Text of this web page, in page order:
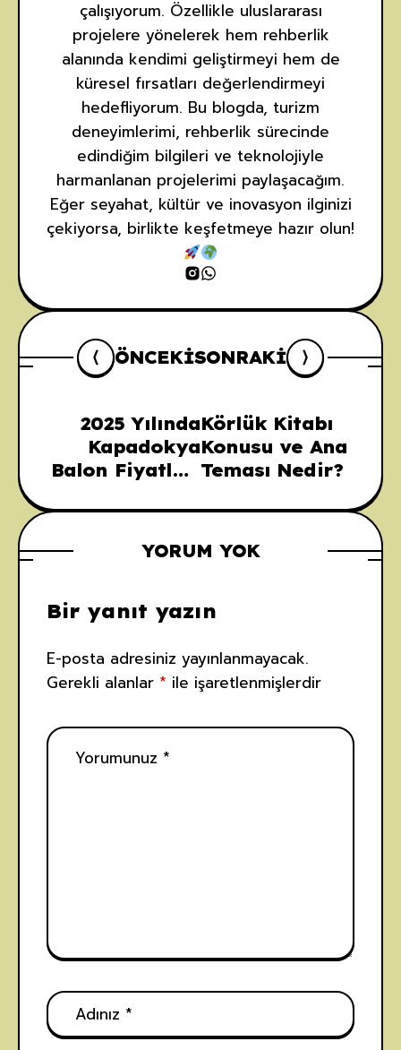
çalışıyorum. Özellikle uluslararası
projelere yönelerek hem rehberlik
alanında kendimi geliştirmeyi hem de
küresel fırsatları değerlendirmeyi
hedefliyorum. Bu blogda, turizm
deneyimlerimi, rehberlik sürecinde
edindiğim bilgileri ve teknolojiyle
harmanlanan projelerimi paylaşacağım.
Eğer seyahat, kültür ve inovasyon ilginizi
çekiyorsa, birlikte keşfetmeye hazır olun!
ÖNCEKISONRAKI
2025 Yılında
Kapadokya
Balon Fiyatları
Güncel Rehber
Körlük Kitabı
Konusu ve Ana
Teması Nedir?
YORUM YOK
Bir yanıt yazın
E-posta adresiniz yayınlanmayacak.
Gerekli alanlar * ile işaretlenmişlerdir